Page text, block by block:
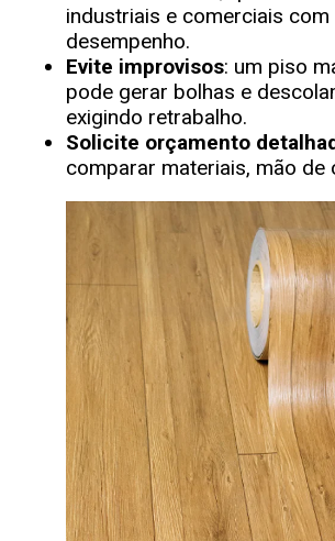
industriais e comerciais com
desempenho.
Evite improvisos: um piso
pode gerar bolhas e
exigindo retrabalho.
Solicite orçamento
comparar materiais, mão de